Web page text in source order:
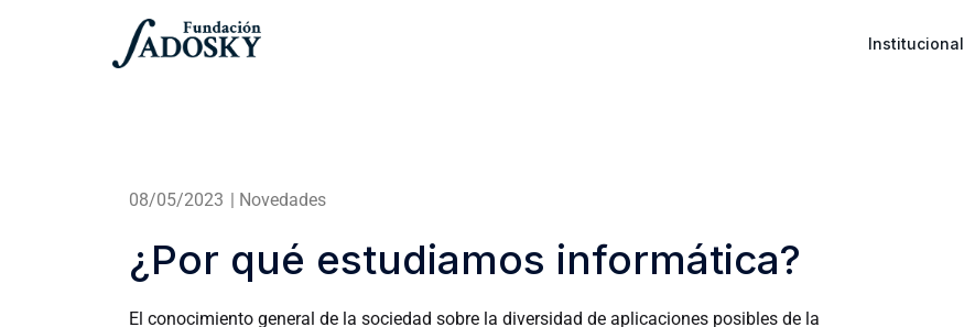
Institucional
08/05/2023 | Novedades
¿Por qué estudiamos informática?
El conocimiento general de la sociedad sobre la diversidad de aplicaciones posibles de la